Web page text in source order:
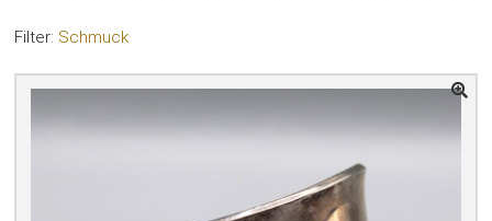
AUKTIONEN
BIETEN
Filter: Schmuck